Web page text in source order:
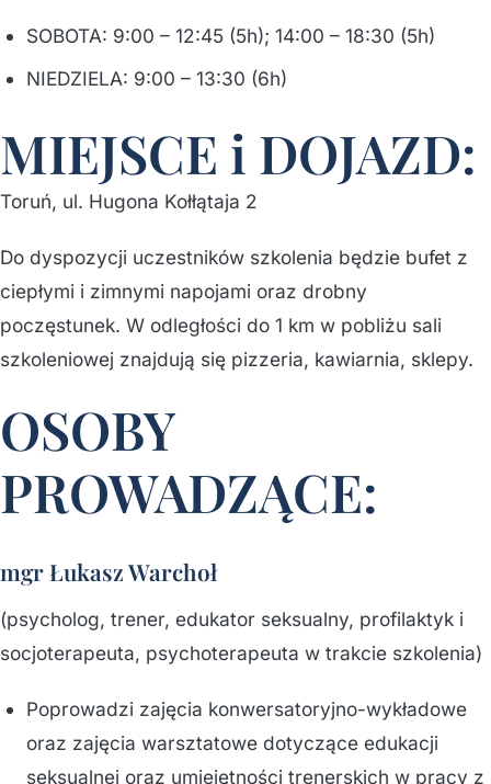
SOBOTA: 9:00 – 12:45 (5h); 14:00 – 18:30 (5h)
NIEDZIELA: 9:00 – 13:30 (6h)
MIEJSCE i DOJAZD:
Toruń, ul. Hugona Kołłątaja 2
Do dyspozycji uczestników szkolenia będzie bufet z
ciepłymi i zimnymi napojami oraz drobny
poczęstunek. W odległości do 1 km w pobliżu sali
szkoleniowej znajdują się pizzeria, kawiarnia, sklepy.
OSOBY
PROWADZĄCE:
mgr Łukasz Warchoł
(psycholog, trener, edukator seksualny, profilaktyk i
socjoterapeuta, psychoterapeuta w trakcie szkolenia)
Poprowadzi zajęcia konwersatoryjno-wykładowe
oraz zajęcia warsztatowe dotyczące edukacji
seksualnej oraz umiejętności trenerskich w pracy z